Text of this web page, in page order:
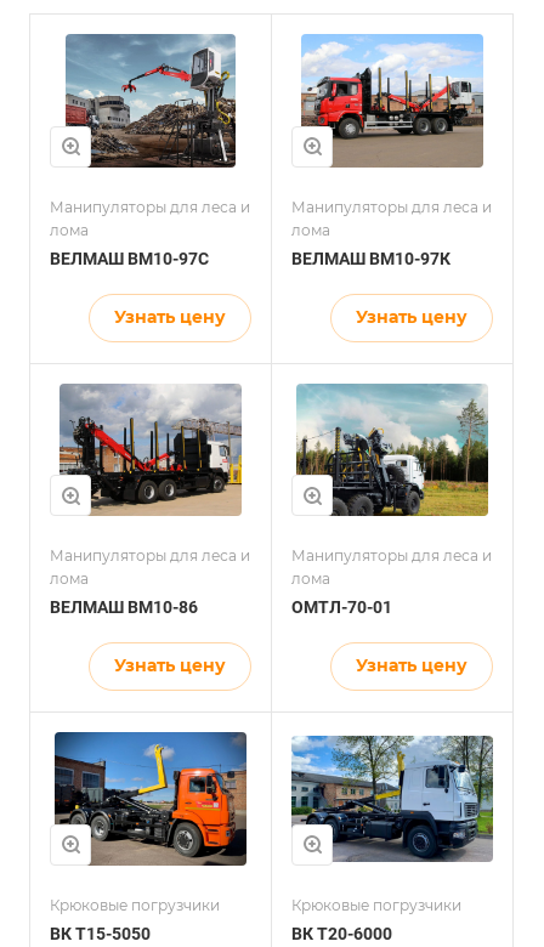
Манипуляторы для леса и
лома
ВЕЛМАШ ВМ10-97C
Узнать цену
Манипуляторы для леса и
лома
ВЕЛМАШ ВМ10-97К
Узнать цену
Манипуляторы для леса и
лома
ВЕЛМАШ ВМ10-86
Узнать цену
Манипуляторы для леса и
лома
ОМТЛ-70-01
Узнать цену
Крюковые погрузчики
ВК Т15-5050
Крюковые погрузчики
ВК Т20-6000